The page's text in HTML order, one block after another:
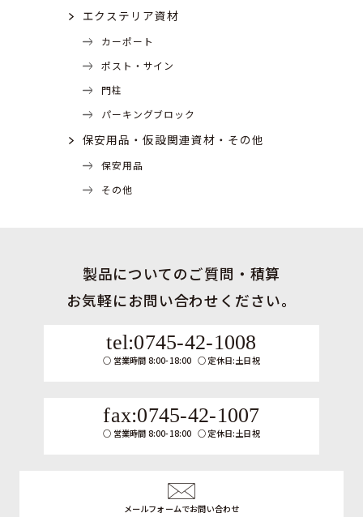
エクステリア資材
カーポート
ポスト・サイン
門柱
パーキングブロック
保安用品・仮設関連資材・その他
保安用品
その他
製品についてのご質問・積算
お気軽にお問い合わせください。
tel:0745-42-1008
営業時間 8:00-18:00 定休日:土日祝
fax:0745-42-1007
営業時間 8:00-18:00 定休日:土日祝
メールフォームでお問い合わせ